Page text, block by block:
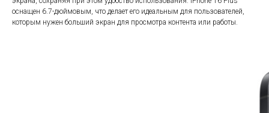
оснащен 6.7-дюймовым, что делает его идеальным для пользователей,
которым нужен больший экран для просмотра контента или работы.